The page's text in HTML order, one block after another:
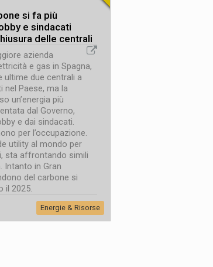
si fa più
e sindacati
delle centrali
azienda
e gas in Spagna,
ultime due centrali a
nel Paese, ma la
un’energia più
dal Governo,
e dai sindacati.
per l’occupazione.
utility al mondo per
sta affrontando simili
Intanto in Gran
del carbone si
il 2025.
Energie & Risorse